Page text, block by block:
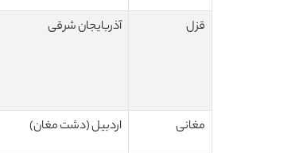
قزل
آذربایجان شرقی
مغانی اردبیل (دشت مغان)